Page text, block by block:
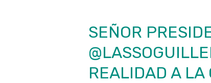
SEÑOR
REALIDAD A LA